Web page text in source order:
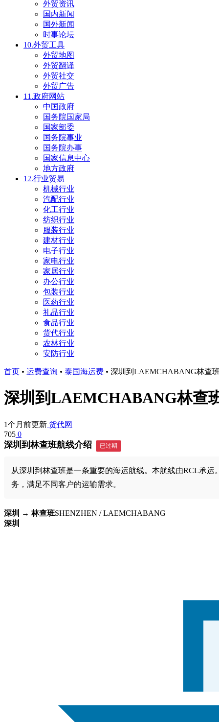
外贸资讯
国内新闻
国外新闻
时事论坛
10.外贸工具
外贸地图
外贸翻译
外贸社交
外贸广告
11.政府网站
中国政府
国务院国家局
国家部委
国务院事业
国务院办事
国家信息中心
地方政府
12.行业贸易
机械行业
汽配行业
化工行业
纺织行业
服装行业
建材行业
电子行业
家电行业
家居行业
办公行业
包装行业
医药行业
礼品行业
食品行业
货代行业
农林行业
安防行业
首页 • 运费查询 • 泰国海运费 • 深圳到LAEMCHABANG林查
深圳到LAEMCHABANG林查
1个月前更新 货代网
705 0
深圳到林查班航线介绍 已过期
从深圳到林查班是一条重要的海运航线。本航线由RCL承
务，满足不同客户的运输需求。
深圳 → 林查班SHENZHEN / LAEMCHABANG
深圳